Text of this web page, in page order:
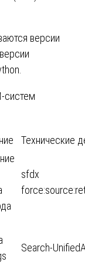
версии
систем
Технические
sfdx
Search-